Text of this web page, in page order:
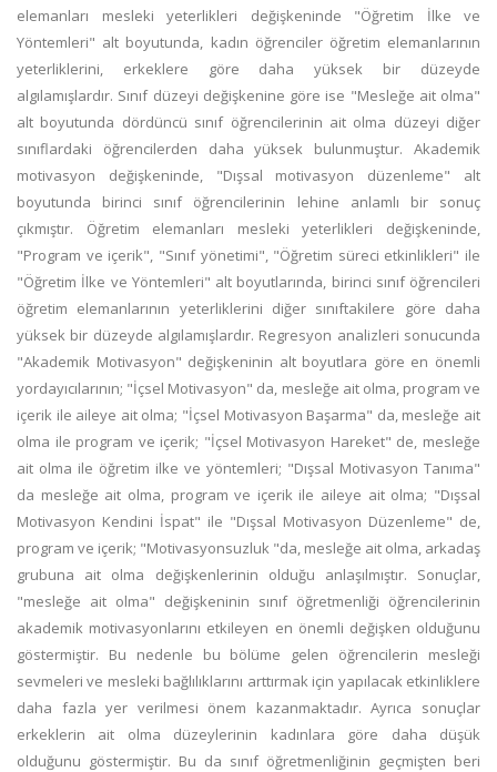
elemanları mesleki yeterlikleri değişkeninde "Öğretim İlke ve
Yöntemleri" alt boyutunda, kadın öğrenciler öğretim elemanlarının
yeterliklerini, erkeklere göre daha yüksek bir düzeyde
algılamışlardır. Sınıf düzeyi değişkenine göre ise "Mesleğe ait olma"
alt boyutunda dördüncü sınıf öğrencilerinin ait olma düzeyi diğer
sınıflardaki öğrencilerden daha yüksek bulunmuştur. Akademik
motivasyon değişkeninde, "Dışsal motivasyon düzenleme" alt
boyutunda birinci sınıf öğrencilerinin lehine anlamlı bir sonuç
çıkmıştır. Öğretim elemanları mesleki yeterlikleri değişkeninde,
"Program ve içerik", "Sınıf yönetimi", "Öğretim süreci etkinlikleri" ile
"Öğretim İlke ve Yöntemleri" alt boyutlarında, birinci sınıf öğrencileri
öğretim elemanlarının yeterliklerini diğer sınıftakilere göre daha
yüksek bir düzeyde algılamışlardır. Regresyon analizleri sonucunda
"Akademik Motivasyon" değişkeninin alt boyutlara göre en önemli
yordayıcılarının; "İçsel Motivasyon" da, mesleğe ait olma, program ve
içerik ile aileye ait olma; "İçsel Motivasyon Başarma" da, mesleğe ait
olma ile program ve içerik; "İçsel Motivasyon Hareket" de, mesleğe
ait olma ile öğretim ilke ve yöntemleri; "Dışsal Motivasyon Tanıma"
da mesleğe ait olma, program ve içerik ile aileye ait olma; "Dışsal
Motivasyon Kendini İspat" ile "Dışsal Motivasyon Düzenleme" de,
program ve içerik; "Motivasyonsuzluk "da, mesleğe ait olma, arkadaş
grubuna ait olma değişkenlerinin olduğu anlaşılmıştır. Sonuçlar,
"mesleğe ait olma" değişkeninin sınıf öğretmenliği öğrencilerinin
akademik motivasyonlarını etkileyen en önemli değişken olduğunu
göstermiştir. Bu nedenle bu bölüme gelen öğrencilerin mesleği
sevmeleri ve mesleki bağlılıklarını arttırmak için yapılacak etkinliklere
daha fazla yer verilmesi önem kazanmaktadır. Ayrıca sonuçlar
erkeklerin ait olma düzeylerinin kadınlara göre daha düşük
olduğunu göstermiştir. Bu da sınıf öğretmenliğinin geçmişten beri